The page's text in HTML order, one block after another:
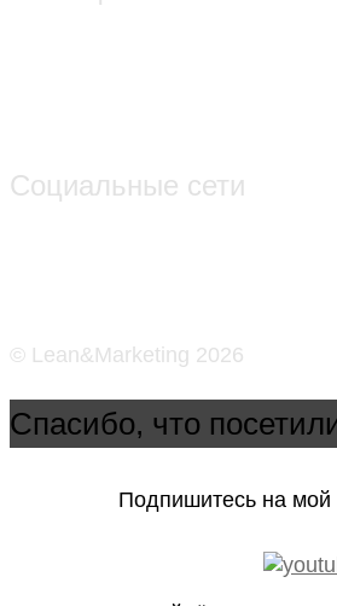
Социальные сети
© Lean&Marketing 2026
Спасибо, что
Подпишитесь на мой